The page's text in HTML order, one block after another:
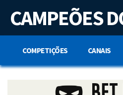
t
n
CAMPEÕES
COMPETIÇÕES CANAIS